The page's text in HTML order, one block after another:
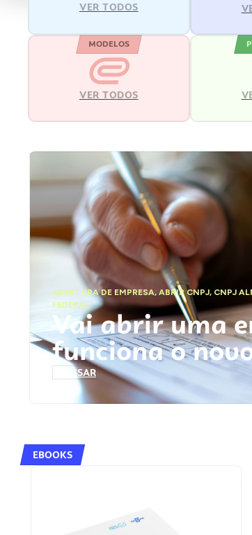
VER TODOS
MODELOS
VER TODOS
ABERTURA DE EMPRESA,ABRIR CNPJ, CNPJ
FEDERAL
Vai abrir uma
funciona o
ACESSAR
EBOOKS